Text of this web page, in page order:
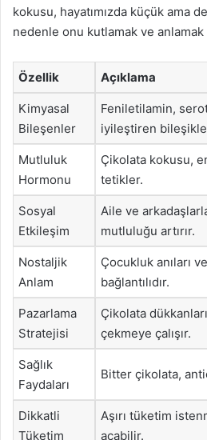
kokusu, hayatımızda küçük ama
nedenle onu kutlamak ve
Özellik Açıklama
Kimyasal
Bileşenler
Feniletilamin,
iyileştiren
Mutluluk
Hormonu
Çikolata kokusu,
tetikler.
Sosyal
Etkileşim
Aile ve
mutluluğu artırır.
Nostaljik
Anlam
Çocukluk anıları
bağlantılıdır.
Pazarlama
Stratejisi
Çikolata
çekmeye çalışır.
Sağlık
Faydaları
Bitter çikolata,
Dikkatli
Tüketim
Aşırı tüketim
açabilir.